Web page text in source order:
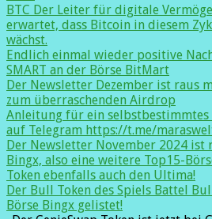
BTC Der Leiter für digitale
erwartet, dass Bitcoin in diesem
wächst.
Endlich einmal wieder positive
SMART an der Börse BitMart
Der Newsletter Dezember ist raus
zum überraschenden Airdrop
Anleitung für ein selbstbestimmtes
auf Telegram https://t.me/
Der Newsletter November 2024 ist
Bingx, also eine weitere Top15-
Token ebenfalls auch den Ultima!
Der Bull Token des Spiels Battel
Börse Bingx gelistet!